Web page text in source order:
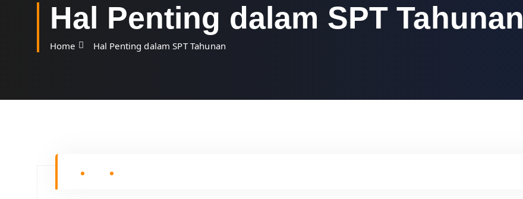
Hal Penting dalam SPT Tahunan
Home Hal Penting dalam SPT Tahunan